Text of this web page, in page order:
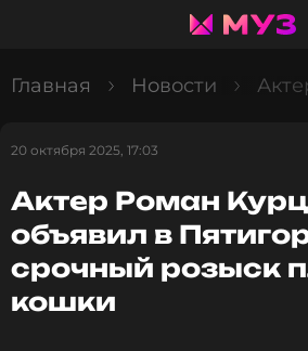
Главная Новости
20 октября 2025, 17:03
Актер Роман
объявил в
срочный розыск
кошки